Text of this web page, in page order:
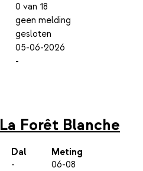
0 van 18
geen melding
gesloten
05-06-2026
-
La Forêt Blanche
Dal
Meting
-
06-08